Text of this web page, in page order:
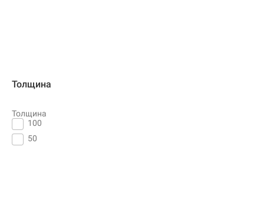
Толщина
Толщина
100
50